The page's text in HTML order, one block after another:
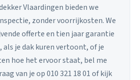
Vlaardingen bieden we
zonder voorrijkosten. We
offerte en tien jaar garantie
als je dak kuren vertoont, of je
hoe het ervoor staat, bel me
van je op 010 321 18 01 of kijk